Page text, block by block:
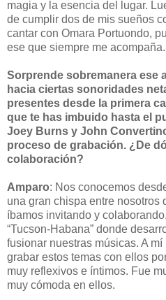
magia y la esencia del lugar.
de cumplir dos de mis sueños
cantar con Omara Portuondo,
ese que siempre me acompaña.
Sorprende sobremanera ese
hacia ciertas sonoridades
presentes desde la primera
que te has imbuido hasta el
Joey Burns y John
proceso de grabación. ¿De
colaboración?
Amparo: Nos conocemos
una gran chispa entre nosotros
íbamos invitando y
“Tucson-Habana” donde
fusionar nuestras músicas. A
grabar estos temas con ellos
muy reflexivos e íntimos. Fue
muy cómoda en ellos.